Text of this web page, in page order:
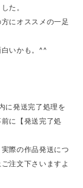
た。
にオススメの一足
いかも。^^
に発送完了処理を
に【発送完了処
際の作品発送につ
注文下さいますよ